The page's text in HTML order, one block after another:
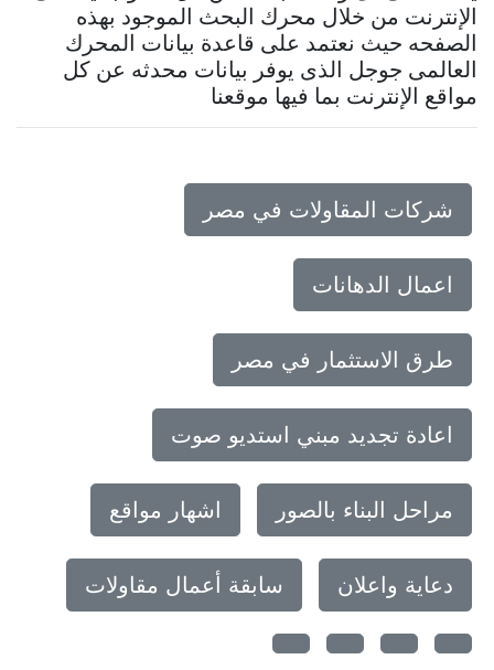
الإنترنت من خلال محرك البحث الموجود بهذه
الصفحه حيث نعتمد على قاعدة بيانات المحرك
العالمى جوجل الذى يوفر بيانات محدثه عن كل
مواقع الإنترنت بما فيها موقعنا
شركات المقاولات في مصر
اعمال الدهانات
طرق الاستثمار في مصر
اعادة تجديد مبني استديو صوت
مراحل البناء بالصور اشهار مواقع
دعاية واعلان سابقة أعمال مقاولات